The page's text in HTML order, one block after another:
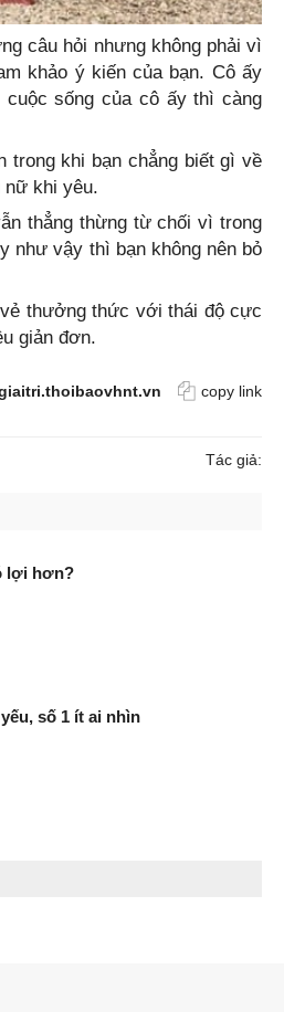
câu hỏi nhưng không phải vì
khảo ý kiến của bạn. Cô ấy
sống của cô ấy thì càng
trong khi bạn chẳng biết gì về
nữ khi yêu.
thẳng thừng từ chối vì trong
như vậy thì bạn không nên bỏ
thưởng thức với thái độ cực
giản đơn.
copy link
Tác giả:
lợi hơn?
số 1 ít ai nhìn